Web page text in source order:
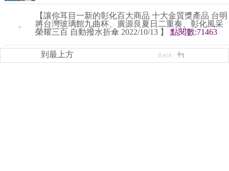
【讓你耳目一新的彰化百大商品 十大金質獎產品 台明
將台灣玻璃館九曲杯、廣源良夏日二重奏、彰化風采
榮耀三百 自動撥水折傘 2022/10/13 】
點閱數:71463
到最上方